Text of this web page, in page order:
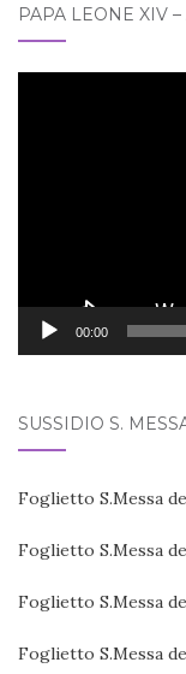
PAPA LEONE XIV
00:00
SUSSIDIO S.
Foglietto S.Messa
Foglietto S.Messa
Foglietto S.Messa
Foglietto S.Messa